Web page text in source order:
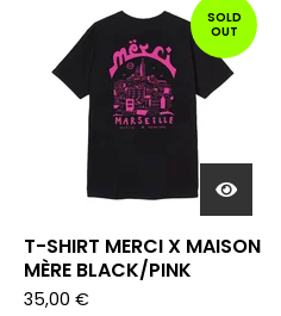
SOLD
OUT
T-SHIRT MERCI X MAISON
MÈRE BLACK/PINK
35,00 €